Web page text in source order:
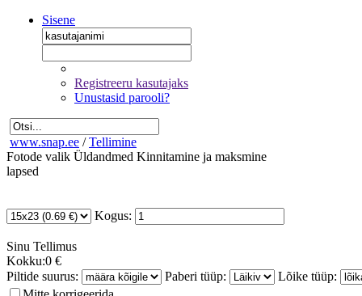
Sisene
Registreeru kasutajaks
Unustasid parooli?
www.snap.ee / Tellimine
Fotode valik Üldandmed Kinnitamine ja maksmine
lapsed
Kogus:
Sinu Tellimus
Kokku:0 €
Piltide suurus:
Paberi tüüp:
Lõike tüüp: